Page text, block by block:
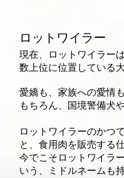
ロットワイラー
現在、ロットワイラー
数上位に位置している
愛嬌も、家族への愛情
もちろん、国境警備犬
ロットワイラーのかつ
と、食用肉を販売する
今でこそロットワイラ
いう、ミドルネームも